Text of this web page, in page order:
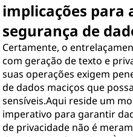
implicações para
segurança de
Certamente, o
com geração de texto e
suas operações exigem
de dados maciços que
sensíveis.Aqui reside um
imperativo para garantir
de privacidade não é